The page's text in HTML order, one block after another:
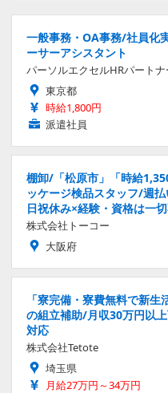
一般事務・OA事務/社員化
ーサーアシスタント
パーソルエクセルHRパート
東京都
時給1,800円
派遣社員
棚卸/「松原市」「時給
ッケージ検品スタッフ/週
日祝休み×経験・資格は一
株式会社トーコー
大阪府
「寮完備・寮費無料で新
の組立補助/月収30万円以
対応
株式会社Tetote
埼玉県
月給27万円～34万円